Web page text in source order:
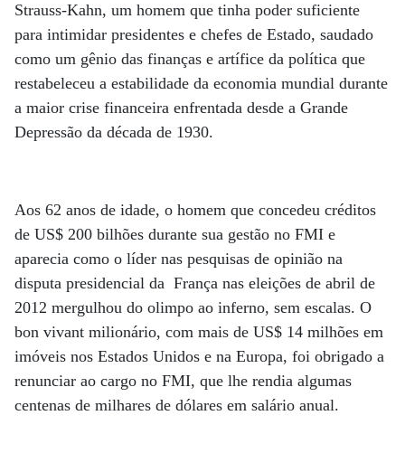
Strauss-Kahn, um homem que tinha poder suficiente
para intimidar presidentes e chefes de Estado, saudado
como um gênio das finanças e artífice da política que
restabeleceu a estabilidade da economia mundial durante
a maior crise financeira enfrentada desde a Grande
Depressão da década de 1930.
Aos 62 anos de idade, o homem que concedeu créditos
de US$ 200 bilhões durante sua gestão no FMI e
aparecia como o líder nas pesquisas de opinião na
disputa presidencial da França nas eleições de abril de
2012 mergulhou do olimpo ao inferno, sem escalas. O
bon vivant milionário, com mais de US$ 14 milhões em
imóveis nos Estados Unidos e na Europa, foi obrigado a
renunciar ao cargo no FMI, que lhe rendia algumas
centenas de milhares de dólares em salário anual.